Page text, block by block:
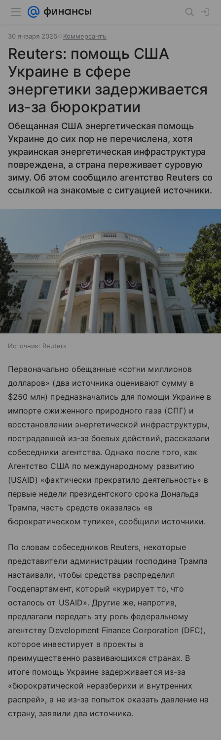
30 января 2026 Коммерсантъ
Reuters: помощь США
Украине в сфере
энергетики задерживается
из-за бюрократии
Обещанная США энергетическая помощь
Украине до сих пор не перечислена, хотя
украинская энергетическая инфраструктура
повреждена, а страна переживает суровую
зиму. Об этом сообщило агентство Reuters со
ссылкой на знакомые с ситуацией источники.
Источник: Reuters
Первоначально обещанные «сотни миллионов
долларов» (два источника оценивают сумму в
$250 млн) предназначались для помощи Украине в
импорте сжиженного природного газа (СПГ) и
восстановлении энергетической инфраструктуры,
пострадавшей из-за боевых действий, рассказали
собеседники агентства. Однако после того, как
Агентство США по международному развитию
(USAID) «фактически прекратило деятельность» в
первые недели президентского срока Дональда
Трампа, часть средств оказалась «в
бюрократическом тупике», сообщили источники.
По словам собеседников Reuters, некоторые
представители администрации господина Трампа
настаивали, чтобы средства распределил
Госдепартамент, который «курирует то, что
осталось от USAID». Другие же, напротив,
предлагали передать эту роль федеральному
агентству Development Finance Corporation (DFC),
которое инвестирует в проекты в
преимущественно развивающихся странах. В
итоге помощь Украине задерживается из-за
«бюрократической неразберихи и внутренних
распрей», а не из-за попыток оказать давление на
страну, заявили два источника.